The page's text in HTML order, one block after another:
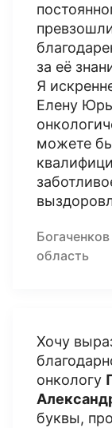
за её
Я
Елену
можете
область
Хочу
онкологу
буквы,